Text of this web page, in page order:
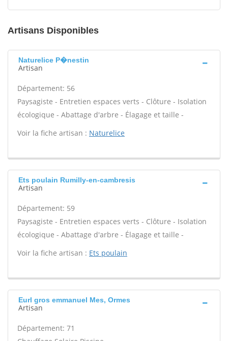
Artisans Disponibles
Naturelice P�nestin
Artisan
Département: 56
Paysagiste - Entretien espaces verts - Clôture - Isolation
écologique - Abattage d'arbre - Élagage et taille -
Voir la fiche artisan : Naturelice
Ets poulain Rumilly-en-cambresis
Artisan
Département: 59
Paysagiste - Entretien espaces verts - Clôture - Isolation
écologique - Abattage d'arbre - Élagage et taille -
Voir la fiche artisan : Ets poulain
Eurl gros emmanuel Mes, Ormes
Artisan
Département: 71